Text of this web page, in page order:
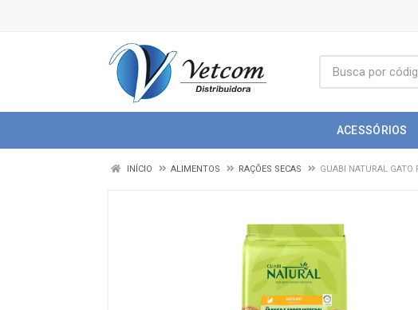
ACESSÓRIOS
INÍCIO ALIMENTOS RAÇÕES SECAS GUABI NATURAL GATO